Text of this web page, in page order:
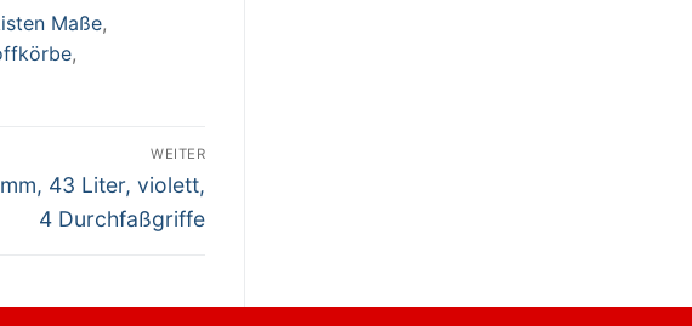
Maße,
,
WEITER
43 Liter, violett,
4 Durchfaßgriffe